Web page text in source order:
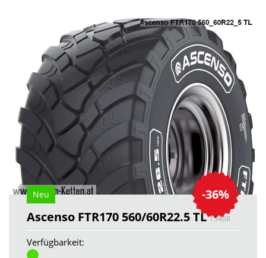
-36%
Neu
Ascenso FTR170 560/60R22.5 TL15408
Verfügbarkeit: